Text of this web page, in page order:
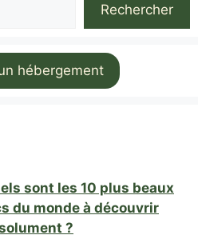
Rechercher
hébergement
sont les 10 plus beaux
du monde à découvrir
?